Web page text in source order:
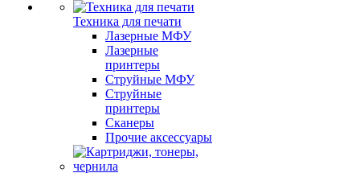
Техника для печати
Лазерные МФУ
Лазерные
принтеры
Струйные МФУ
Струйные
принтеры
Сканеры
Прочие аксессуары